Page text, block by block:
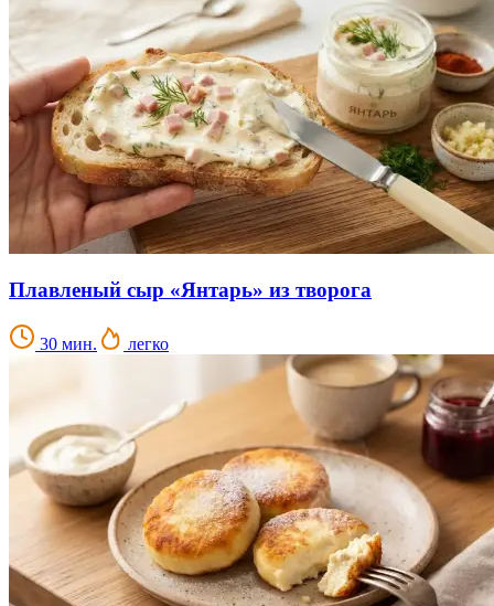
Плавленый сыр «Янтарь» из творога
30 мин. легко